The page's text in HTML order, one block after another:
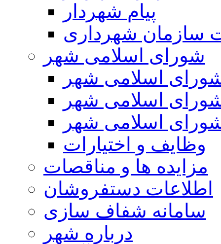
پیام شهردار
سازمان شهرداری
شورای اسلامی شهر
اسلامی شهر
اسلامی شهر
اسلامی شهر
وظایف و اختیارات
مزایده ها و مناقصات
اطلاعات دستفروشان
سامانه شفاف سازی
درباره شهر